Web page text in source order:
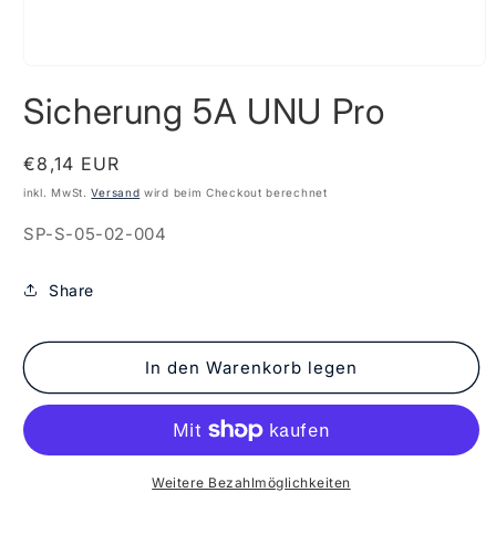
in
Modal
Sicherung 5A UNU Pro
Normaler
Preis
€8,14 EUR
inkl. MwSt.Versand wird beim Checkout berechnet
SKU:
SP-S-05-02-004
Share
In den Warenkorb legen
Weitere Bezahlmöglichkeiten